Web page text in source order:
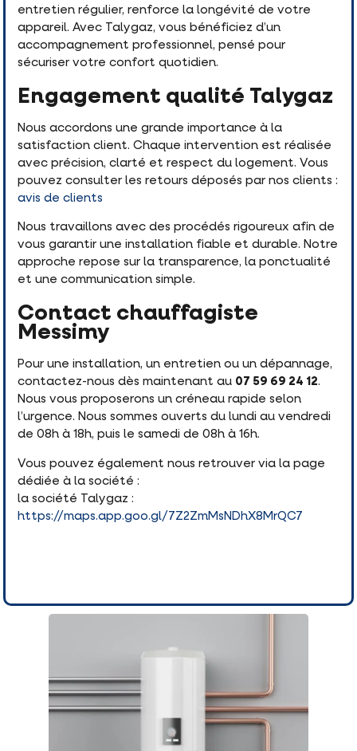
entretien régulier, renforce la longévité de votre
appareil. Avec Talygaz, vous bénéficiez d’un
accompagnement professionnel, pensé pour
sécuriser votre confort quotidien.
Engagement qualité Talygaz
Nous accordons une grande importance à la
satisfaction client. Chaque intervention est réalisée
avec précision, clarté et respect du logement. Vous
pouvez consulter les retours déposés par nos clients :
avis de clients
Nous travaillons avec des procédés rigoureux afin de
vous garantir une installation fiable et durable. Notre
approche repose sur la transparence, la ponctualité
et une communication simple.
Contact chauffagiste
Messimy
Pour une installation, un entretien ou un dépannage,
contactez-nous dès maintenant au 07 59 69 24 12.
Nous vous proposerons un créneau rapide selon
l’urgence. Nous sommes ouverts du lundi au vendredi
de 08h à 18h, puis le samedi de 08h à 16h.
Vous pouvez également nous retrouver via la page
dédiée à la société :
la société Talygaz :
https://maps.app.goo.gl/7Z2ZmMsNDhX8MrQC7